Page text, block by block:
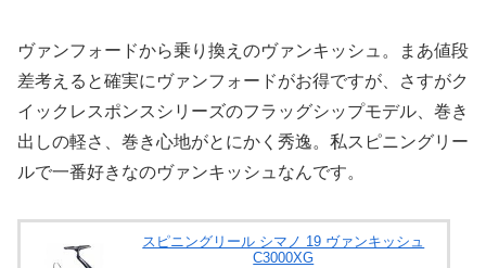
ヴァンフォードから乗り換えのヴァンキッシュ。まあ値段
差考えると確実にヴァンフォードがお得ですが、さすがク
イックレスポンスシリーズのフラッグシップモデル、巻き
出しの軽さ、巻き心地がとにかく秀逸。私スピニングリー
ルで一番好きなのヴァンキッシュなんです。
スピニングリール シマノ 19 ヴァンキッシュ
C3000XG